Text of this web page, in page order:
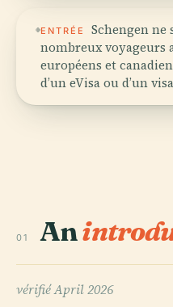
ENTRÉE
Schengen ne
nombreux voyageurs
européens et
d’un eVisa ou d’un
01 An
vérifiéApril 2026